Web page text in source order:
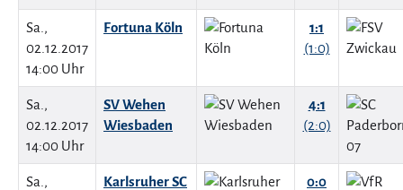
Sa.,
02.12.2017
14:00 Uhr
Fortuna Köln
1:1
(1:0)
Sa.,
02.12.2017
14:00 Uhr
SV Wehen
Wiesbaden
4:1
(2:0)
Sa.,
Karlsruher SC
0:0